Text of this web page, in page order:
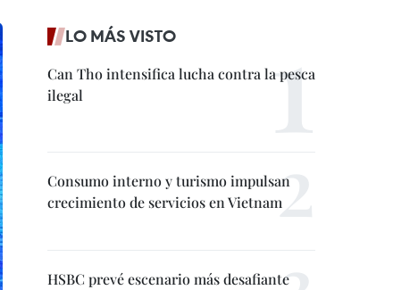
LO MÁS VISTO
Can Tho intensifica lucha contra la pesca
ilegal
Consumo interno y turismo impulsan
crecimiento de servicios en Vietnam
HSBC prevé escenario más desafiante